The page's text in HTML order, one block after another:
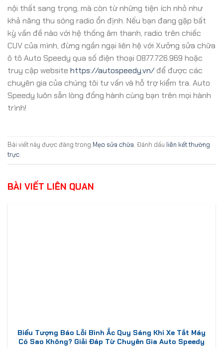
nội thất sang trọng, mà còn từ những tiện ích nhỏ như
khả năng thu sóng radio ổn định. Nếu bạn đang gặp bất
kỳ vấn đề nào với hệ thống âm thanh, radio trên chiếc
CUV của mình, đừng ngần ngại liên hệ với Xưởng sửa chữa
ô tô Auto Speedy qua số điện thoại 0877.726.969 hoặc
truy cập website https://autospeedy.vn/để được các
chuyên gia của chúng tôi tư vấn và hỗ trợ kiểm tra. Auto
Speedy luôn sẵn lòng đồng hành cùng bạn trên mọi hành
trình!
Bài viết này được đăng trong Mẹo sửa chữa. Đánh dấu liên kết thường
trực.
BÀI VIẾT LIÊN QUAN
Biểu Tượng Báo Lỗi Bình Ắc Quy Sáng Khi Xe Tắt Máy
Có Sao Không? Giải Đáp Từ Chuyên Gia Auto Speedy